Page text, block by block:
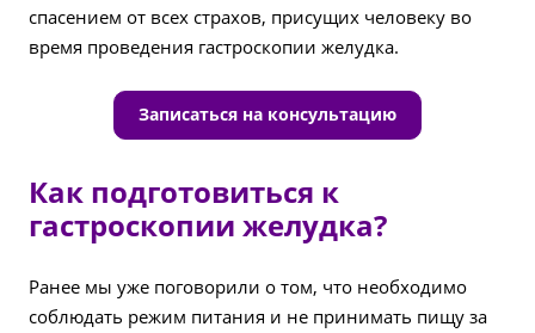
спасением от всех страхов, присущих человеку во
время проведения гастроскопии желудка.
Записаться на консультацию
Как подготовиться к
гастроскопии желудка?
Ранее мы уже поговорили о том, что необходимо
соблюдать режим питания и не принимать пищу за